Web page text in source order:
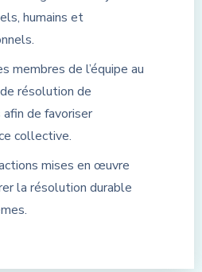
humains et
membres de l’équipe au
résolution de
de favoriser
collective.
mises en œuvre
la résolution durable